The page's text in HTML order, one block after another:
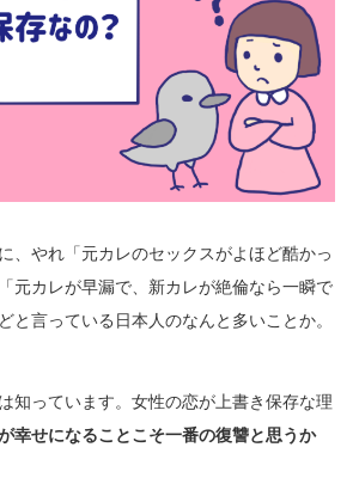
、やれ「元カレのセックスがよほど酷かっ
元カレが早漏で、新カレが絶倫なら一瞬で
と言っている日本人のなんと多いことか。
知っています。女性の恋が上書き保存な理
が幸せになることこそ一番の復讐と思うか